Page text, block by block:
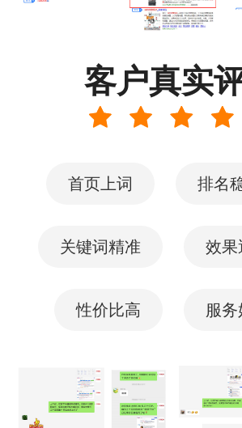
客户真实
首页上词 排名
关键词精准 效果
性价比高 服务